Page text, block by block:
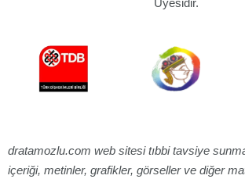
Üyesidir.
dratamozlu.com web sitesi tıbbi tavsiye
içeriği, metinler, grafikler, görseller ve diğer